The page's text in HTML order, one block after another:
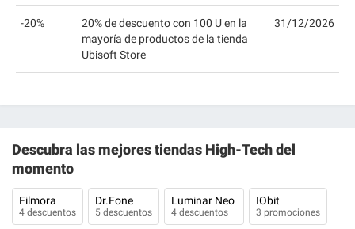
-20%
20% de descuento con 100 U en la
mayoría de productos de la tienda
Ubisoft Store
31/12/2026
Descubra las mejores tiendas High-Techdel
momento
Filmora
4 descuentos
Dr.Fone
5 descuentos
Luminar Neo
4 descuentos
IObit
3 promociones